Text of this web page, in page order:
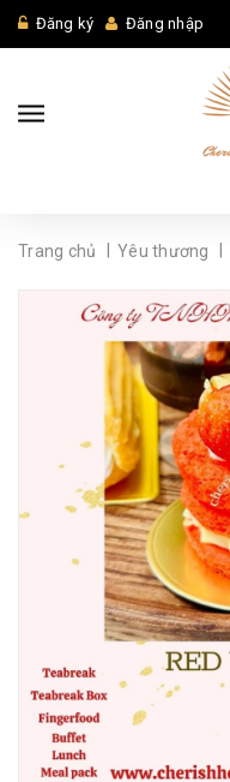
Đăng ký Đăng nhập
Trang chủ Yêu thương